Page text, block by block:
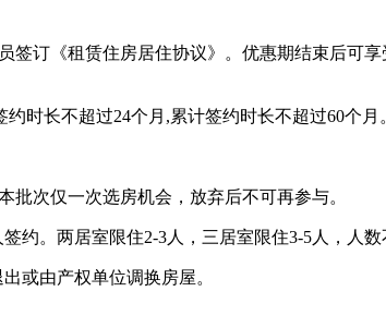
签订《租赁住房居住协议》。优惠期结束后可
时长不超过24个月,累计签约时长不超过60个月
次仅一次选房机会，放弃后不可再参与。
。两居室限住2-3人，三居室限住3-5人，人数
或由产权单位调换房屋。